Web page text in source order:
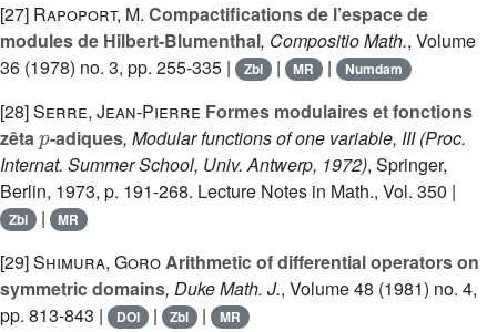
[27] Rapoport, M. Compactifications de l’espace de
modules de Hilbert-Blumenthal, Compositio Math., Volume
36 (1978) no. 3, pp. 255-335 | Zbl | MR | Numdam
[28]Serre, Jean-Pierre Formes modulaires et fonctions
zêta
p
-adiques, Modular functions of one variable, III (Proc.
Internat. Summer School, Univ. Antwerp, 1972), Springer,
Berlin, 1973, p. 191-268. Lecture Notes in Math., Vol. 350 |
Zbl | MR
[29]Shimura, GoroArithmetic of differential operators on
symmetric domains, Duke Math. J., Volume 48 (1981) no. 4,
pp. 813-843 |
DOI | Zbl | MR